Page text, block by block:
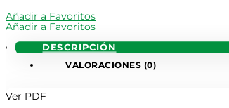
Añadir a Favoritos
Añadir a Favoritos
DESCRIPCIÓN
VALORACIONES (0)
Ver PDF